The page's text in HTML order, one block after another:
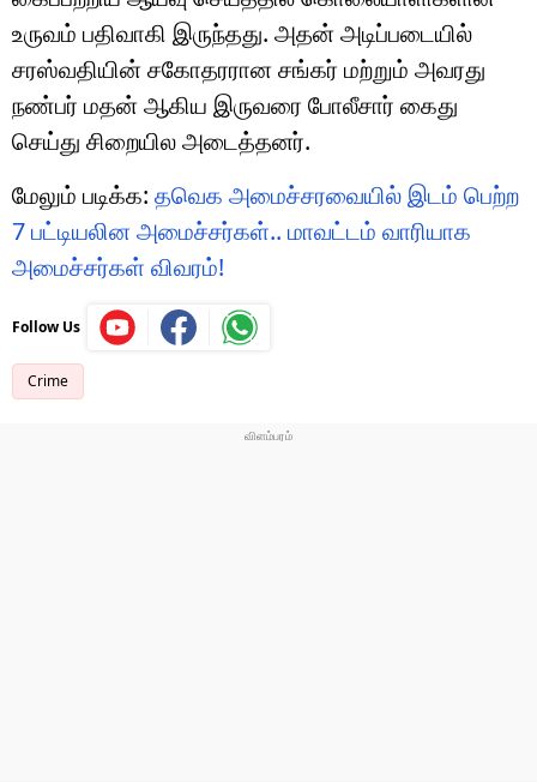
உருவம் பதிவாகி இருந்தது. அதன் அடிப்படையில்
சரஸ்வதியின் சகோதரரான சங்கர் மற்றும் அவரது
நண்பர் மதன் ஆகிய இருவரை போலீசார் கைது
செய்து சிறையில அடைத்தனர்.
மேலும் படிக்க: தவெக அமைச்சரவையில் இடம் பெற்ற
7 பட்டியலின அமைச்சர்கள்.. மாவட்டம் வாரியாக
அமைச்சர்கள் விவரம்!
Follow Us
Crime